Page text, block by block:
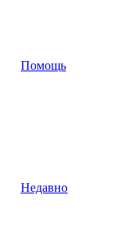
Помощь
Недавно